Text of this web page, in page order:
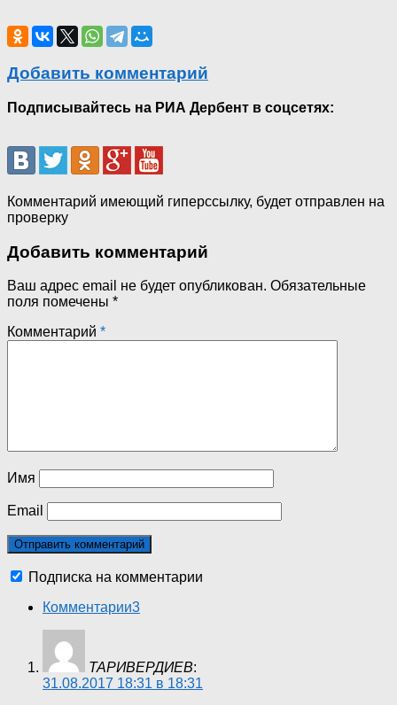
Добавить комментарий
Подписывайтесь на РИА Дербент в соцсетях:
Комментарий имеющий гиперссылку, будет отправлен на
проверку
Добавить комментарий
Ваш адрес email не будет опубликован. Обязательные
поля помечены *
Комментарий *
Имя
Email
Подписка на комментарии
Комментарии3
ТАРИВЕРДИЕВ:
31.08.2017 18:31 в 18:31